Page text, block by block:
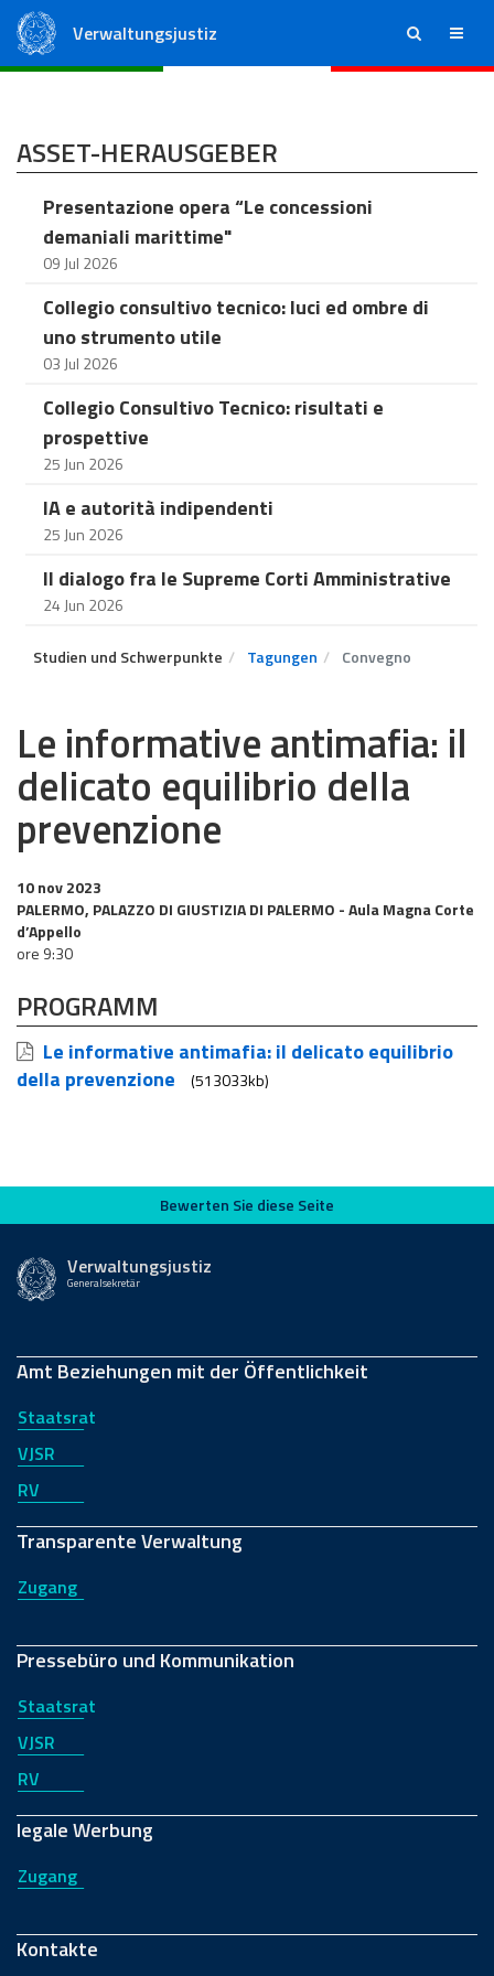
Verwaltungsjustiz ricerca menu
ASSET-HERAUSGEBER
Presentazione opera “Le concessioni
demaniali marittime"
09 Jul 2026
Collegio consultivo tecnico: luci ed ombre di
uno strumento utile
03 Jul 2026
Collegio Consultivo Tecnico: risultati e
prospettive
25 Jun 2026
IA e autorità indipendenti
25 Jun 2026
Il dialogo fra le Supreme Corti Amministrative
24 Jun 2026
Studien und Schwerpunkte Tagungen Convegno
Le informative antimafia: il
delicato equilibrio della
prevenzione
10 nov 2023
PALERMO, PALAZZO DI GIUSTIZIA DI PALERMO - Aula Magna Corte
d’Appello
ore 9:30
PROGRAMM
Le informative antimafia: il delicato equilibrio
della prevenzione
(513033kb)
Bewerten Sie diese Seite
Bewerten Sie diese Seite
Verwaltungsjustiz
Generalsekretär
Amt Beziehungen mit der Öffentlichkeit
Staatsrat
VJSR
RV
Transparente Verwaltung
Zugang
Pressebüro und Kommunikation
Staatsrat
VJSR
RV
legale Werbung
Zugang
Kontakte